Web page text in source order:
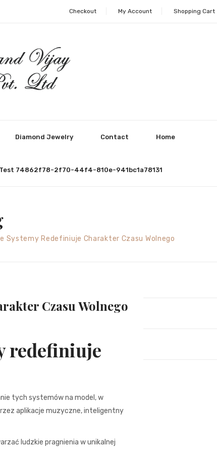
Checkout My Account Shopping Cart
Diamond Jewelry Contact Home
Test 74862f78-2f70-44f4-810e-941bc1a78131
Systemy Redefiniuje Charakter Czasu Wolnego
Czasu Wolnego
redefiniuje
tych systemów na model, w
aplikacje muzyczne, inteligentny
ludzkie pragnienia w unikalnej